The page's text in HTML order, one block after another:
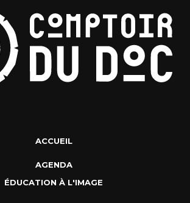
ACCUEIL
AGENDA
ÉDUCATION À L'IMAGE